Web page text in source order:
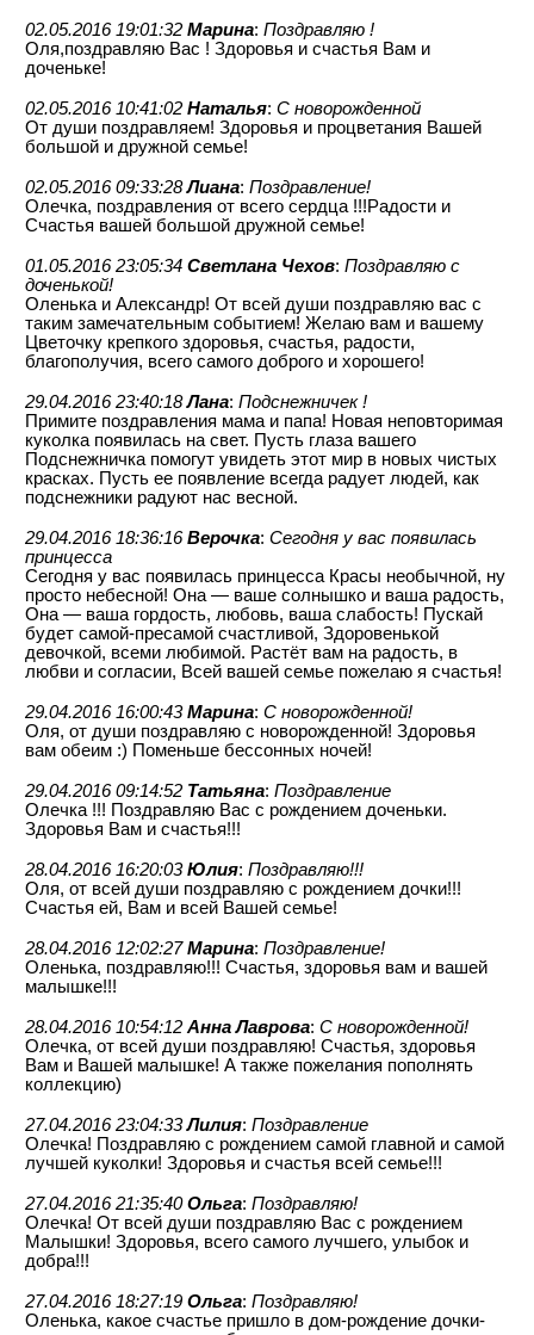
02.05.2016 19:01:32 Марина: Поздравляю !
Оля,поздравляю Вас ! Здоровья и счастья Вам и
доченьке!
02.05.2016 10:41:02 Наталья: С новорожденной
От души поздравляем! Здоровья и процветания Вашей
большой и дружной семье!
02.05.2016 09:33:28 Лиана: Поздравление!
Олечка, поздравления от всего сердца !!!Радости и
Счастья вашей большой дружной семье!
01.05.2016 23:05:34 Светлана Чехов: Поздравляю с
доченькой!
Оленька и Александр! От всей души поздравляю вас с
таким замечательным событием! Желаю вам и вашему
Цветочку крепкого здоровья, счастья, радости,
благополучия, всего самого доброго и хорошего!
29.04.2016 23:40:18 Лана: Подснежничек !
Примите поздравления мама и папа! Новая неповторимая
куколка появилась на свет. Пусть глаза вашего
Подснежничка помогут увидеть этот мир в новых чистых
красках. Пусть ее появление всегда радует людей, как
подснежники радуют нас весной.
29.04.2016 18:36:16 Верочка: Сегодня у вас появилась
принцесса
Сегодня у вас появилась принцесса Красы необычной, ну
просто небесной! Она — ваше солнышко и ваша радость,
Она — ваша гордость, любовь, ваша слабость! Пускай
будет самой-пресамой счастливой, Здоровенькой
девочкой, всеми любимой. Растёт вам на радость, в
любви и согласии, Всей вашей семье пожелаю я счастья!
29.04.2016 16:00:43 Марина: С новорожденной!
Оля, от души поздравляю с новорожденной! Здоровья
вам обеим :) Поменьше бессонных ночей!
29.04.2016 09:14:52 Татьяна: Поздравление
Олечка !!! Поздравляю Вас с рождением доченьки.
Здоровья Вам и счастья!!!
28.04.2016 16:20:03 Юлия: Поздравляю!!!
Оля, от всей души поздравляю с рождением дочки!!!
Счастья ей, Вам и всей Вашей семье!
28.04.2016 12:02:27 Марина: Поздравление!
Оленька, поздравляю!!! Счастья, здоровья вам и вашей
малышке!!!
28.04.2016 10:54:12 Анна Лаврова: С новорожденной!
Олечка, от всей души поздравляю! Счастья, здоровья
Вам и Вашей малышке! А также пожелания пополнять
коллекцию)
27.04.2016 23:04:33 Лилия: Поздравление
Олечка! Поздравляю с рождением самой главной и самой
лучшей куколки! Здоровья и счастья всей семье!!!
27.04.2016 21:35:40 Ольга: Поздравляю!
Олечка! От всей души поздравляю Вас с рождением
Малышки! Здоровья, всего самого лучшего, улыбок и
добра!!!
27.04.2016 18:27:19 Ольга: Поздравляю!
Оленька, какое счастье пришло в дом-рождение дочки-